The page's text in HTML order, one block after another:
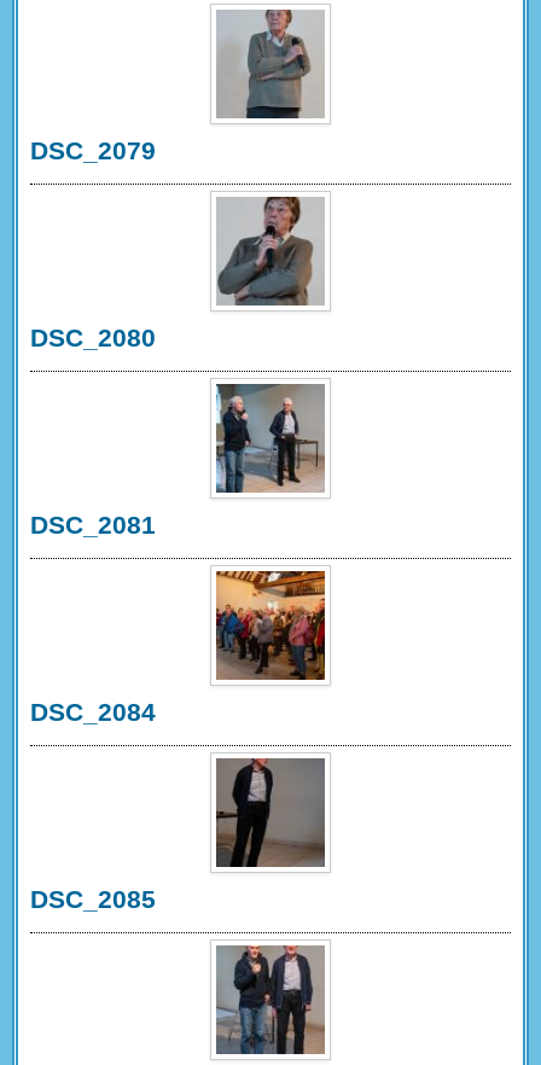
DSC_2079
DSC_2080
DSC_2081
DSC_2084
DSC_2085